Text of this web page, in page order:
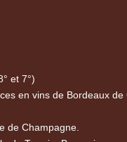
et 7°)
en vins de Bordeaux de
de Champagne.